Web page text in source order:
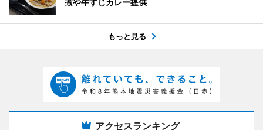
煮や牛すじカレー提供
もっと見る
アクセスランキング